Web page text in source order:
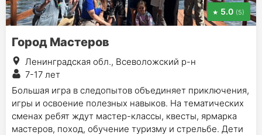
5.0 (5)
Город Мастеров
Ленинградская обл., Всеволожский р-н
7-17 лет
Большая игра в следопытов объединяет приключения,
игры и освоение полезных навыков. На тематических
сменах ребят ждут мастер-классы, квесты, ярмарка
мастеров, поход, обучение туризму и стрельбе. Дети